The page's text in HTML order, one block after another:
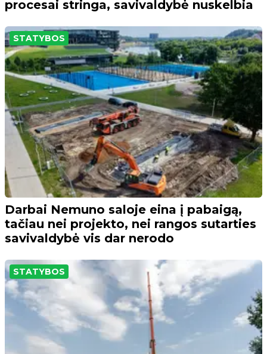
procesai stringa, savivaldybė nuskelbia
STATYBOS
Darbai Nemuno saloje eina į pabaigą,
tačiau nei projekto, nei rangos sutarties
savivaldybė vis dar nerodo
STATYBOS